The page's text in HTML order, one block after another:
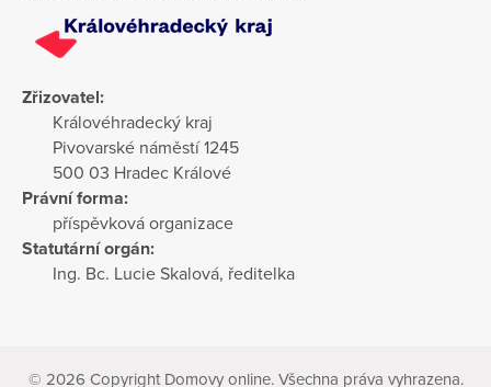
Zřizovatel:
Královéhradecký kraj
Pivovarské náměstí 1245
500 03 Hradec Králové
Právní forma:
příspěvková organizace
Statutární orgán:
Ing. Bc. Lucie Skalová, ředitelka
© 2026 Copyright Domovy online. Všechna práva vyhrazena.